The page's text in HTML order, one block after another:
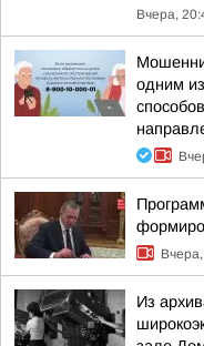
Вчера,
одним
Из